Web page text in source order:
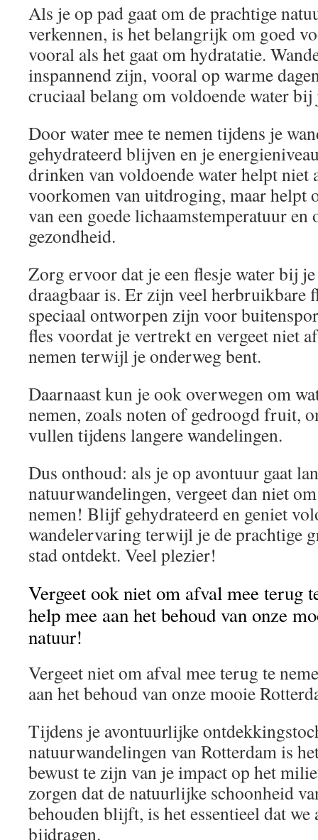
Als je op pad gaat om de prachtige
verkennen, is het belangrijk om goed
vooral als het gaat om hydratatie.
inspannend zijn, vooral op warme
cruciaal belang om voldoende water bij
Door water mee te nemen tijdens je
gehydrateerd blijven en je
drinken van voldoende water helpt niet
voorkomen van uitdroging, maar helpt
van een goede lichaamstemperatuur en
gezondheid.
Zorg ervoor dat je een flesje water bij
draagbaar is. Er zijn veel herbruikbare
speciaal ontworpen zijn voor
fles voordat je vertrekt en vergeet niet
nemen terwijl je onderweg bent.
Daarnaast kun je ook overwegen om
nemen, zoals noten of gedroogd fruit,
vullen tijdens langere wandelingen.
Dus onthoud: als je op avontuur gaat
natuurwandelingen, vergeet dan niet
nemen! Blijf gehydrateerd en geniet
wandelervaring terwijl je de prachtige
stad ontdekt. Veel plezier!
Vergeet ook niet om afval mee terug
help mee aan het behoud van onze
natuur!
Vergeet niet om afval mee terug te
aan het behoud van onze mooie
Tijdens je avontuurlijke
natuurwandelingen van Rotterdam is
bewust te zijn van je impact op het
zorgen dat de natuurlijke schoonheid
behouden blijft, is het essentieel dat we
bijdragen.